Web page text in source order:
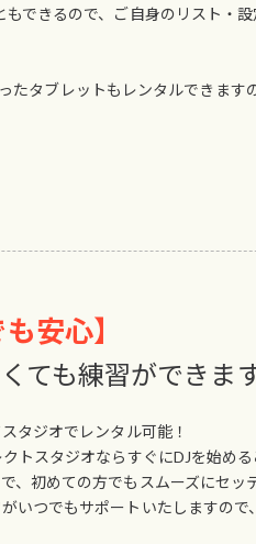
できるので、ご自身のリスト・
たタブレットもレンタルできます
安心】
ても練習ができま
タジオでレンタル可能！
トスタジオならすぐにDJを始める
、初めての方でもスムーズにセッ
いつでもサポートいたしますので